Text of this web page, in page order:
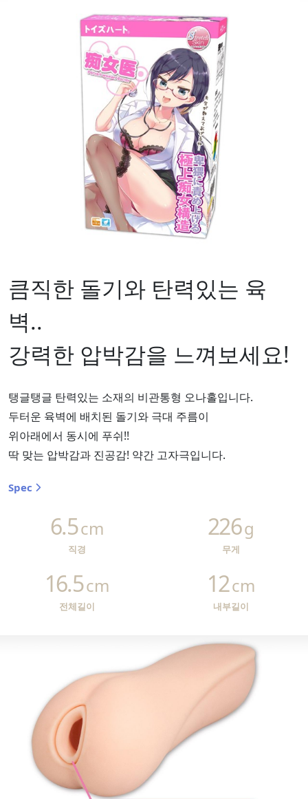
큼직한 돌기와 탄력있는 육
벽..
강력한 압박감을 느껴보세요!
탱글탱글 탄력있는 소재의 비관통형 오나홀입니다.
두터운 육벽에 배치된 돌기와 극대 주름이
위아래에서 동시에 푸쉬!!
딱 맞는 압박감과 진공감! 약간 고자극입니다.
Spec
직경
6.5cm
무게
226g
전체길이
16.5cm
내부길이
12cm